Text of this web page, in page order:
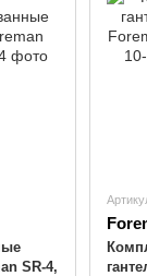
SR-4,